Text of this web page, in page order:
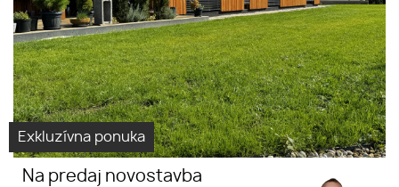
Exkluzívna ponuka
Na predaj novostavba